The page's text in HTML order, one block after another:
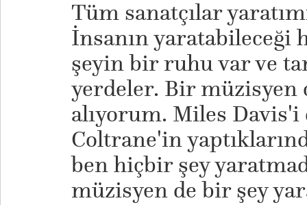
Tüm sanatçılar
İnsanın yaratabileceği
şeyin bir ruhu var ve
yerdeler. Bir
alıyorum. Miles
Coltrane'in
ben hiçbir şey
müzisyen de bir şey